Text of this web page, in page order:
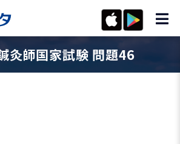
灸師国家試験 問題46